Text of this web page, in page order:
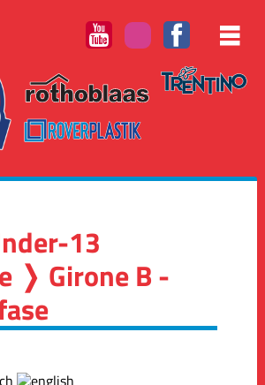
13
❭ Girone B -